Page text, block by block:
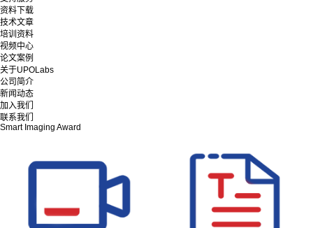
资料下载
技术文章
培训资料
视频中心
论文案例
关于UPOLabs
公司简介
新闻动态
加入我们
联系我们
Smart Imaging Award